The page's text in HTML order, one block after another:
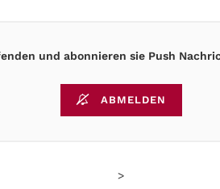
und abonnieren sie Push
ABMELDEN
>